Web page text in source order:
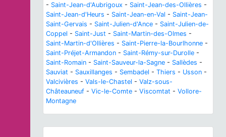
- Saint-Jean-d'Aubrigoux - Saint-Jean-des-Ollières -
Saint-Jean-d'Heurs - Saint-Jean-en-Val - Saint-Jean-
Saint-Gervais - Saint-Julien-d'Ance - Saint-Julien-de-
Coppel - Saint-Just - Saint-Martin-des-Olmes -
Saint-Martin-d'Ollières - Saint-Pierre-la-Bourlhonne -
Saint-Préjet-Armandon - Saint-Rémy-sur-Durolle -
Saint-Romain - Saint-Sauveur-la-Sagne - Sallèdes -
Sauviat - Sauxillanges - Sembadel - Thiers - Usson -
Valcivières - Vals-le-Chastel - Valz-sous-
Châteauneuf - Vic-le-Comte - Viscomtat - Vollore-
Montagne